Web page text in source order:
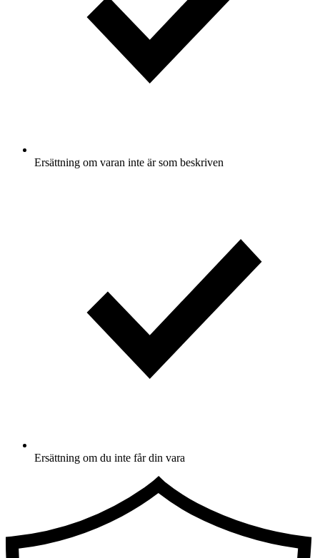
Ersättning om varan inte är som beskriven
Ersättning om du inte får din vara